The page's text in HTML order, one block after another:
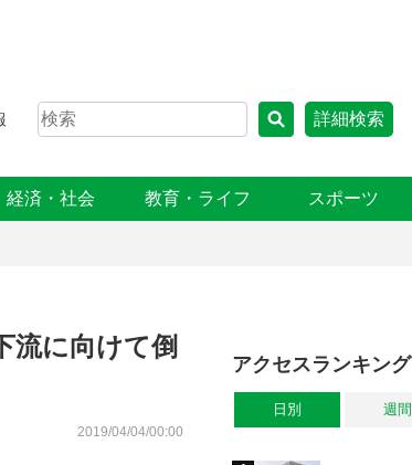
詳細検索
経済・社会 教育・ライフ スポーツ
に向けて倒
2019/04/04/00:00
アクセスランキング
日別 週間